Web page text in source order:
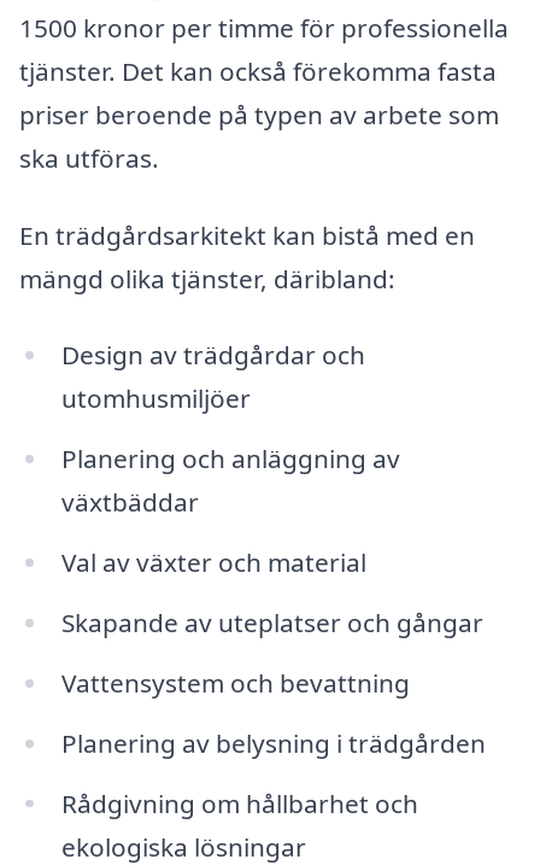
1500 kronor per timme för professionella
tjänster. Det kan också förekomma fasta
priser beroende på typen av arbete som
ska utföras.
En trädgårdsarkitekt kan bistå med en
mängd olika tjänster, däribland:
Design av trädgårdar och
utomhusmiljöer
Planering och anläggning av
växtbäddar
Val av växter och material
Skapande av uteplatser och gångar
Vattensystem och bevattning
Planering av belysning i trädgården
Rådgivning om hållbarhet och
ekologiska lösningar